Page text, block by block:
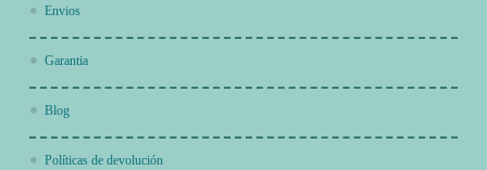
Envios
Garantia
Blog
Políticas de devolución